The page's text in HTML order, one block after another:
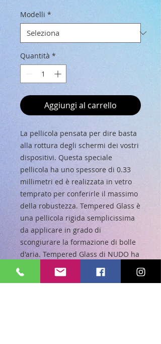
Modelli *
Quantità *
Aggiungi al carrello
La pellicola pensata per dire basta
alla rottura degli schermi dei vostri
dispositivi. Questa speciale
pellicola ha uno spessore di 0.33
millimetri ed è realizzata in vetro
temprato per conferirle il massimo
della robustezza. Tempered Glass è
una pellicola rigida semplicissima
da applicare in grado di
scongiurare la formazione di bolle
d'aria. Tempered Glass di NUDO ha
una superficie estremamente
liscia.